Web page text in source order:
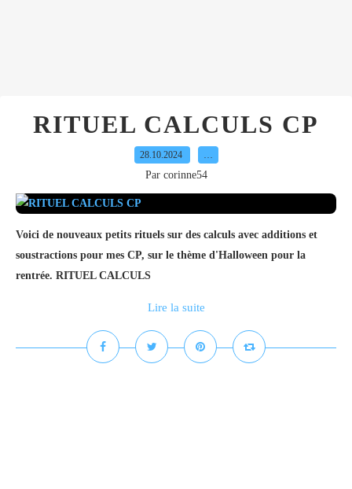
RITUEL CALCULS CP
28.10.2024 …
Par corinne54
Voici de nouveaux petits rituels sur des calculs avec additions et
soustractions pour mes CP, sur le thème d'Halloween pour la
rentrée. RITUEL CALCULS
Lire la suite